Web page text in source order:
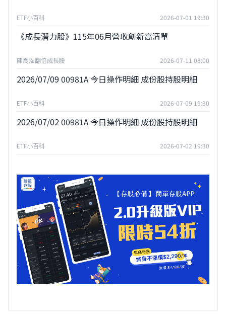
ETF小百科 2026-07-01 19:30
《成長潛力股》115年06月營收創新高清單
陳喬泓翻倍成長股 2026-07-11 08:00
2026/07/09 00981A 今日操作明細 成份股持股明細
ETF小百科 2026-07-09 19:30
2026/07/02 00981A 今日操作明細 成份股持股明細
ETF小百科 2026-07-02 19:30